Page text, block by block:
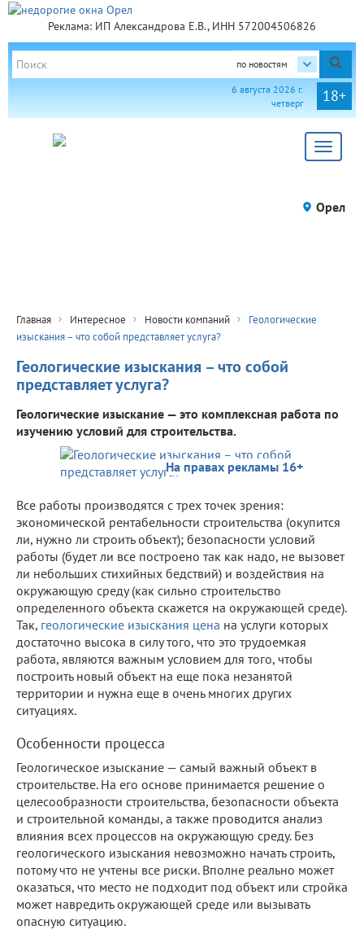
Реклама: ИП Александрова Е.В., ИНН 572004506826
по новостям
18+
6 августа 2026 г.
четверг
Toggle
Орел
Главная Интересное Новости компаний
Геологические
изыскания – что собой представляет услуга?
Геологические изыскания – что собой
представляет услуга?
Геологические изыскание — это комплексная работа по
изучению условий для строительства.
На правах рекламы 16+
Все работы производятся с трех точек зрения:
экономической рентабельности строительства (окупится
ли, нужно ли строить объект); безопасности условий
работы (будет ли все построено так как надо, не вызовет
ли небольших стихийных бедствий) и воздействия на
окружающую среду (как сильно строительство
определенного объекта скажется на окружающей среде).
Так, геологические изыскания цена на услуги которых
достаточно высока в силу того, что это трудоемкая
работа, являются важным условием для того, чтобы
построить новый объект на еще пока незанятой
территории и нужна еще в очень многих других
ситуациях.
Особенности процесса
Геологическое изыскание — самый важный объект в
строительстве. На его основе принимается решение о
целесообразности строительства, безопасности объекта
и строительной команды, а также проводится анализ
влияния всех процессов на окружающую среду. Без
геологического изыскания невозможно начать строить,
потому что не учтены все риски. Вполне реально может
оказаться, что место не подходит под объект или стройка
может навредить окружающей среде или вызывать
опасную ситуацию.